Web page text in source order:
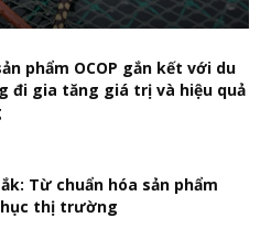
phẩm OCOP gắn kết với du
đi gia tăng giá trị và hiệu quả
Từ chuẩn hóa sản phẩm
thị trường